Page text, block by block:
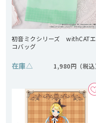
初音ミクシリーズ withCATエ
コバッグ
在庫△ 1,980円